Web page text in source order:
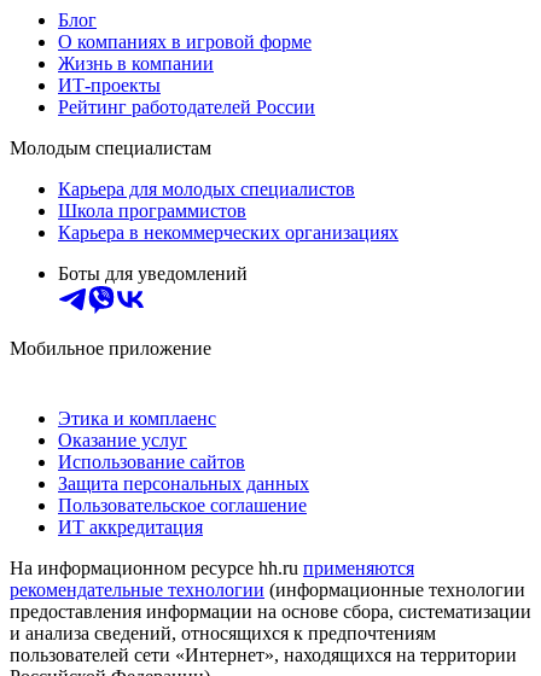
Блог
О компаниях в игровой форме
Жизнь в компании
ИТ-проекты
Рейтинг работодателей России
Молодым специалистам
Карьера для молодых специалистов
Школа программистов
Карьера в некоммерческих организациях
Боты для уведомлений
Мобильное приложение
Этика и комплаенс
Оказание услуг
Использование сайтов
Защита персональных данных
Пользовательское соглашение
ИТ аккредитация
На информационном ресурсе hh.ru применяются
рекомендательные технологии (информационные технологии
предоставления информации на основе сбора, систематизации
и анализа сведений, относящихся к предпочтениям
пользователей сети «Интернет», находящихся на территории